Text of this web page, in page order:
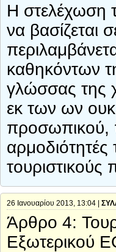
Η στελέχωση
να βασίζεται
καθηκόντων
γλώσσας της
εκ των ων
προσωπικού,
τουριστικούς
26 Ιανουαρίου 2013, 13:04 |
Άρθρο 4:
Εξωτερικού